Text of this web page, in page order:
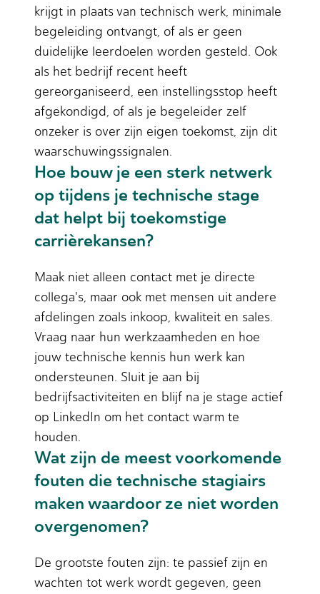
krijgt in plaats van technisch werk, minimale
begeleiding ontvangt, of als er geen
duidelijke leerdoelen worden gesteld. Ook
als het bedrijf recent heeft
gereorganiseerd, een instellingsstop heeft
afgekondigd, of als je begeleider zelf
onzeker is over zijn eigen toekomst, zijn dit
waarschuwingssignalen.
Hoe bouw je een sterk netwerk
op tijdens je technische stage
dat helpt bij toekomstige
carrièrekansen?
Maak niet alleen contact met je directe
collega's, maar ook met mensen uit andere
afdelingen zoals inkoop, kwaliteit en sales.
Vraag naar hun werkzaamheden en hoe
jouw technische kennis hun werk kan
ondersteunen. Sluit je aan bij
bedrijfsactiviteiten en blijf na je stage actief
op LinkedIn om het contact warm te
houden.
Wat zijn de meest voorkomende
fouten die technische stagiairs
maken waardoor ze niet worden
overgenomen?
De grootste fouten zijn: te passief zijn en
wachten tot werk wordt gegeven, geen